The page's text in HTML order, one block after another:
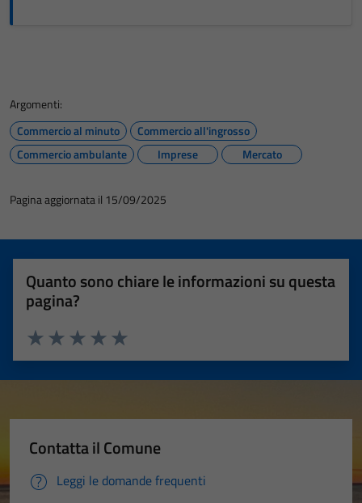
Argomenti:
Commercio al minuto
Commercio all'ingrosso
Commercio ambulante
Imprese Mercato
Pagina aggiornata il 15/09/2025
Quanto sono chiare le informazioni su questa
pagina?
Valuta 5 stelle su 5
Valuta 4 stelle su 5
Valuta 3 stelle su 5
Valuta 2 stelle su 5
Valuta 1 stelle su 5
Contatta il Comune
Leggi le domande frequenti